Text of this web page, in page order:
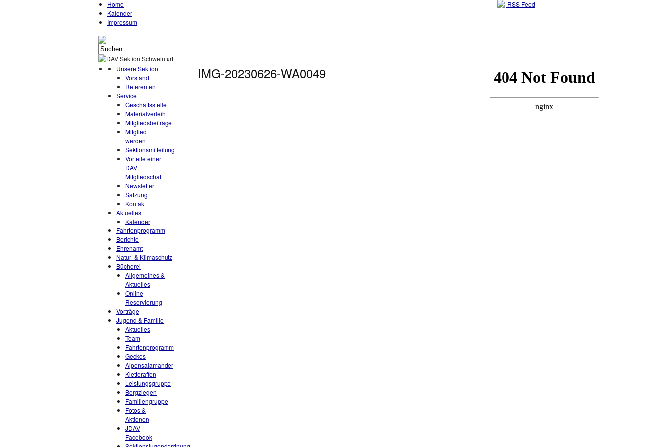
Home
Kalender
Impressum
RSS Feed
Unsere Sektion
Vorstand
Referenten
Service
Geschäftsstelle
Materialverleih
Mitgliedsbeiträge
Mitglied
werden
Sektionsmitteilung
Vorteile einer
DAV
Mitgliedschaft
Newsletter
Satzung
Kontakt
Aktuelles
Kalender
Fahrtenprogramm
Berichte
Ehrenamt
Natur- & Klimaschutz
Bücherei
Allgemeines &
Aktuelles
Online
Reservierung
Vorträge
Jugend & Familie
Aktuelles
Team
Fahrtenprogramm
Geckos
Alpensalamander
Kletteraffen
Leistungsgruppe
Bergziegen
Familiengruppe
Fotos &
Aktionen
JDAV
Facebook
IMG-20230626-WA0049